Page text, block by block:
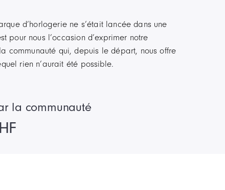
d’horlogerie ne s’était lancée dans une
pour nous l’occasion d’exprimer notre
communauté qui, depuis le départ, nous offre
rien n’aurait été possible.
la communauté